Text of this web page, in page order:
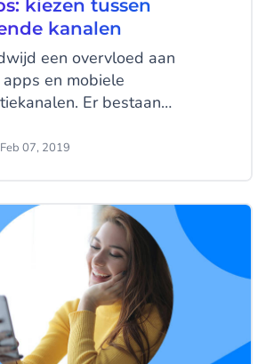
kiezen tussen
kanalen
een overvloed aan
en mobiele
Er bestaan
Feb 07, 2019